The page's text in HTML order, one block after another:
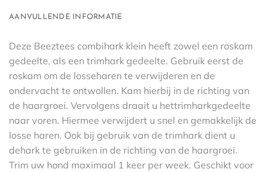
AANVULLENDE INFORMATIE
Deze Beeztees combihark klein heeft zowel een roskam
gedeelte, als een trimhark gedeelte. Gebruik eerst de
roskam om de losseharen te verwijderen en de
ondervacht te ontwollen. Kam hierbij in de richting van
de haargroei. Vervolgens draait u hettrimharkgedeelte
naar voren. Hiermee verwijdert u snel en gemakkelijk de
losse haren. Ook bij gebruik van de trimhark dient u
dehark te gebruiken in de richting van de haargroei.
Trim uw hond maximaal 1 keer per week. Geschikt voor